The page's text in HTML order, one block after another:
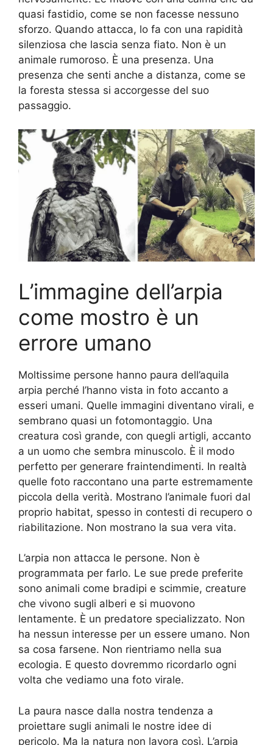
quasi fastidio, come se non facesse nessuno
sforzo. Quando attacca, lo fa con una rapidità
silenziosa che lascia senza fiato. Non è un
animale rumoroso. È una presenza. Una
presenza che senti anche a distanza, come se
la foresta stessa si accorgesse del suo
passaggio.
L’immagine dell’arpia
come mostro è un
errore umano
Moltissime persone hanno paura dell’aquila
arpia perché l’hanno vista in foto accanto a
esseri umani. Quelle immagini diventano virali, e
sembrano quasi un fotomontaggio. Una
creatura così grande, con quegli artigli, accanto
a un uomo che sembra minuscolo. È il modo
perfetto per generare fraintendimenti. In realtà
quelle foto raccontano una parte estremamente
piccola della verità. Mostrano l’animale fuori dal
proprio habitat, spesso in contesti di recupero o
riabilitazione. Non mostrano la sua vera vita.
L’arpia non attacca le persone. Non è
programmata per farlo. Le sue prede preferite
sono animali come bradipi e scimmie, creature
che vivono sugli alberi e si muovono
lentamente. È un predatore specializzato. Non
ha nessun interesse per un essere umano. Non
sa cosa farsene. Non rientriamo nella sua
ecologia. E questo dovremmo ricordarlo ogni
volta che vediamo una foto virale.
La paura nasce dalla nostra tendenza a
proiettare sugli animali le nostre idee di
pericolo. Ma la natura non lavora così. L’arpia